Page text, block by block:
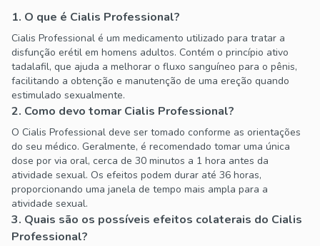
1. O que é Cialis Professional?
Cialis Professional é um medicamento utilizado para tratar a
disfunção erétil em homens adultos. Contém o princípio ativo
tadalafil, que ajuda a melhorar o fluxo sanguíneo para o pênis,
facilitando a obtenção e manutenção de uma ereção quando
estimulado sexualmente.
2. Como devo tomar Cialis Professional?
O Cialis Professional deve ser tomado conforme as orientações
do seu médico. Geralmente, é recomendado tomar uma única
dose por via oral, cerca de 30 minutos a 1 hora antes da
atividade sexual. Os efeitos podem durar até 36 horas,
proporcionando uma janela de tempo mais ampla para a
atividade sexual.
3. Quais são os possíveis efeitos colaterais do Cialis
Professional?